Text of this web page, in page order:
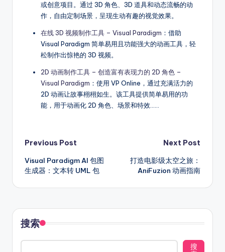
或创意项目。通过 3D 角色、3D 道具和动态流畅的动
作，自由定制场景，呈现生动有趣的视觉效果。
在线 3D 视频制作工具 – Visual Paradigm ：借助
Visual Paradigm 简单易用且功能强大的动画工具，轻
松制作出惊艳的 3D 视频。
2D 动画制作工具 – 创造富有表现力的 2D 角色 –
Visual Paradigm ：使用 VP Online，通过充满活力的
2D 动画让故事栩栩如生。该工具提供简单易用的功
能，用于动画化 2D 角色、场景和特效……
Post
navigation
Previous Post
Visual Paradigm AI 包图
生成器：文本转 UML 包
Next Post
打造电影级太空之旅：
AniFuzion 动画指南
搜索
搜